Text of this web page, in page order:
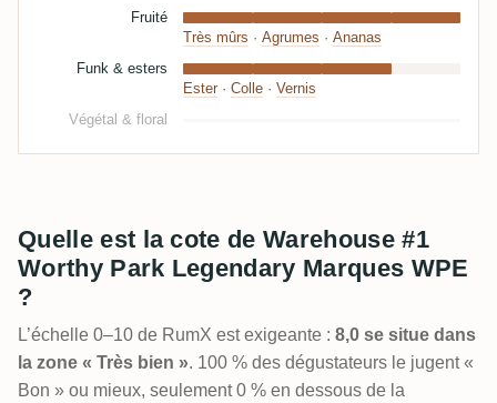
Fruité
Très mûrs · Agrumes · Ananas
Funk & esters
Ester · Colle · Vernis
Végétal & floral
Quelle est la cote de Warehouse #1
Worthy Park Legendary Marques WPE
?
L’échelle 0–10 de RumX est exigeante : 8,0 se situe dans
la zone « Très bien ». 100 % des dégustateurs le jugent «
Bon » ou mieux, seulement 0 % en dessous de la